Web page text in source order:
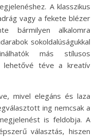
A klasszikus
vagy a fekete blézer
bármilyen alkalomra
sokoldalúságukkal
más stílusos
lehetővé téve a kreatív
mivel elegáns és laza
ing nemcsak a
is feldobja. A
választás, hiszen